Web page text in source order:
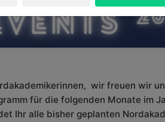
wir freuen wir
für die folgenden Monate im
Ihr alle bisher geplanten